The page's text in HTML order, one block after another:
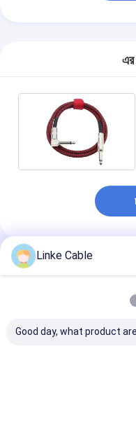
এর
প্রস্তাবিত পণ্য
Linke Cable
Good day, what product